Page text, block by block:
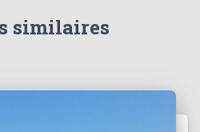
similaires